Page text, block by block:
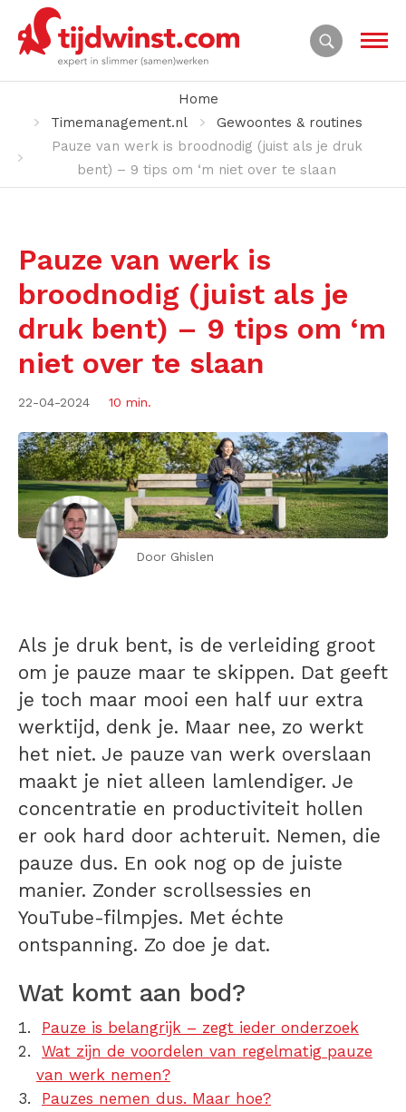
Home
Timemanagement.nl
Gewoontes & routines
Pauze van werk is broodnodig (juist als je druk
bent) – 9 tips om ‘m niet over te slaan
Pauze van werk is
broodnodig (juist als je
druk bent) – 9 tips om ‘m
niet over te slaan
22-04-2024 10 min.
Door Ghislen
Als je druk bent, is de verleiding groot
om je pauze maar te skippen. Dat geeft
je toch maar mooi een half uur extra
werktijd, denk je. Maar nee, zo werkt
het niet. Je pauze van werk overslaan
maakt je niet alleen lamlendiger. Je
concentratie en productiviteit hollen
er ook hard door achteruit. Nemen, die
pauze dus. En ook nog op de juiste
manier. Zonder scrollsessies en
YouTube-filmpjes. Met échte
ontspanning. Zo doe je dat.
Wat komt aan bod?
Pauze is belangrijk – zegt ieder onderzoek
Wat zijn de voordelen van regelmatig pauze
van werk nemen?
Pauzes nemen dus. Maar hoe?